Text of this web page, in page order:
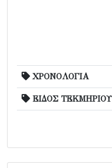
ΧΡΟΝΟΛΟΓΙΑ
ΕΙΔΟΣ ΤΕΚΜΗΡΙΟΥ